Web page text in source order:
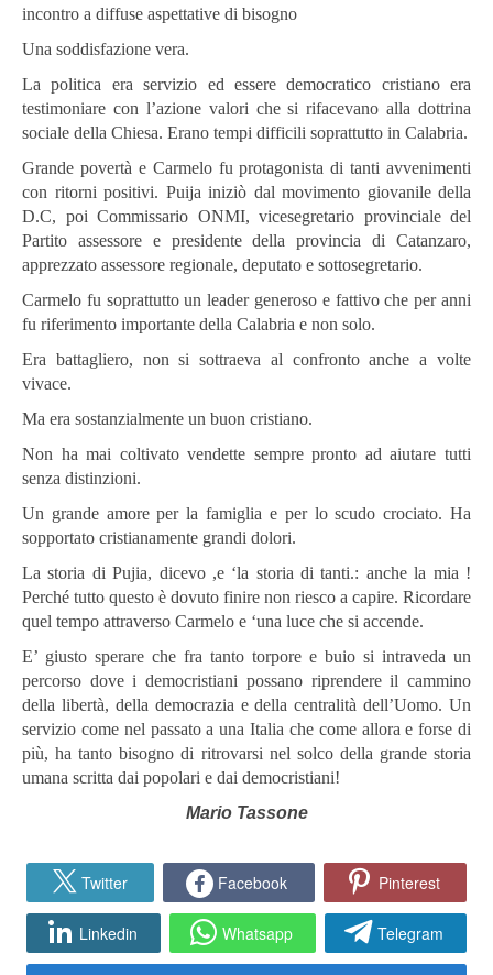
incontro a diffuse aspettative di bisogno
Una soddisfazione vera.
La politica era servizio ed essere democratico cristiano era
testimoniare con l’azione valori che si rifacevano alla dottrina
sociale della Chiesa. Erano tempi difficili soprattutto in Calabria.
Grande povertà e Carmelo fu protagonista di tanti avvenimenti
con ritorni positivi. Puija iniziò dal movimento giovanile della
D.C, poi Commissario ONMI, vicesegretario provinciale del
Partito assessore e presidente della provincia di Catanzaro,
apprezzato assessore regionale, deputato e sottosegretario.
Carmelo fu soprattutto un leader generoso e fattivo che per anni
fu riferimento importante della Calabria e non solo.
Era battagliero, non si sottraeva al confronto anche a volte
vivace.
Ma era sostanzialmente un buon cristiano.
Non ha mai coltivato vendette sempre pronto ad aiutare tutti
senza distinzioni.
Un grande amore per la famiglia e per lo scudo crociato. Ha
sopportato cristianamente grandi dolori.
La storia di Pujia, dicevo ,e ‘la storia di tanti.: anche la mia !
Perché tutto questo è dovuto finire non riesco a capire. Ricordare
quel tempo attraverso Carmelo e ‘una luce che si accende.
E’ giusto sperare che fra tanto torpore e buio si intraveda un
percorso dove i democristiani possano riprendere il cammino
della libertà, della democrazia e della centralità dell’Uomo. Un
servizio come nel passato a una Italia che come allora e forse di
più, ha tanto bisogno di ritrovarsi nel solco della grande storia
umana scritta dai popolari e dai democristiani!
Mario Tassone
Twitter Facebook Pinterest
Linkedin Whatsapp Telegram